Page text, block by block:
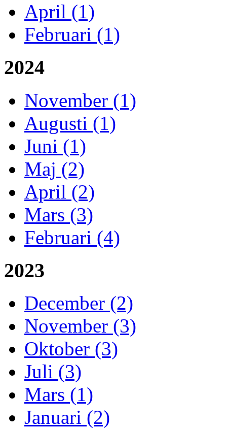
April (1)
Februari (1)
2024
November (1)
Augusti (1)
Juni (1)
Maj (2)
April (2)
Mars (3)
Februari (4)
2023
December (2)
November (3)
Oktober (3)
Juli (3)
Mars (1)
Januari (2)